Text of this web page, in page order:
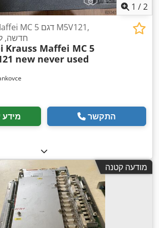
1 /2
חדשה,
Krauss Maffei MC 5
new never used
התקשר
מודעה קטנה